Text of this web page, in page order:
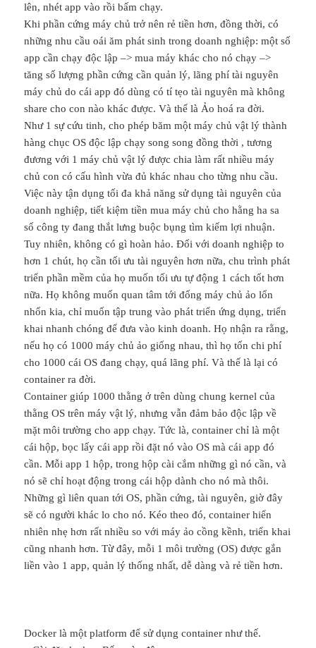
lên, nhét app vào rồi bấm chạy.
Khi phần cứng máy chủ trở nên rẻ tiền hơn, đồng thời, có
những nhu cầu oái ăm phát sinh trong doanh nghiệp: một số
app cần chạy độc lập –> mua máy khác cho nó chạy –>
tăng số lượng phần cứng cần quản lý, lãng phí tài nguyên
máy chủ do cái app đó dùng có tí tẹo tài nguyên mà không
share cho con nào khác được. Và thế là Ảo hoá ra đời.
Như 1 sự cứu tinh, cho phép băm một máy chủ vật lý thành
hàng chục OS độc lập chạy song song đồng thời , tương
đương với 1 máy chủ vật lý được chia làm rất nhiều máy
chủ con có cấu hình vừa đủ khác nhau cho từng nhu cầu.
Việc này tận dụng tối đa khả năng sử dụng tài nguyên của
doanh nghiệp, tiết kiệm tiền mua máy chủ cho hằng ha sa
số công ty đang thắt lưng buộc bụng tìm kiếm lợi nhuận.
Tuy nhiên, không có gì hoàn hảo. Đối với doanh nghiệp to
hơn 1 chút, họ cần tối ưu tài nguyên hơn nữa, chu trình phát
triển phần mềm của họ muốn tối ưu tự động 1 cách tốt hơn
nữa. Họ không muốn quan tâm tới đống máy chủ ảo lổn
nhổn kia, chỉ muốn tập trung vào phát triển ứng dụng, triển
khai nhanh chóng để đưa vào kinh doanh. Họ nhận ra rằng,
nếu họ có 1000 máy chủ ảo giống nhau, thì họ tốn chi phí
cho 1000 cái OS đang chạy, quá lãng phí. Và thế là lại có
container ra đời.
Container giúp 1000 thằng ở trên dùng chung kernel của
thằng OS trên máy vật lý, nhưng vẫn đảm bảo độc lập về
mặt môi trường cho app chạy. Tức là, container chỉ là một
cái hộp, bọc lấy cái app rồi đặt nó vào OS mà cái app đó
cần. Mỗi app 1 hộp, trong hộp cài cắm những gì nó cần, và
nó sẽ chỉ hoạt động trong cái hộp dành cho nó mà thôi.
Những gì liên quan tới OS, phần cứng, tài nguyên, giờ đây
sẽ có người khác lo cho nó. Kéo theo đó, container hiển
nhiên nhẹ hơn rất nhiều so với máy ảo cồng kềnh, triển khai
cũng nhanh hơn. Từ đây, mỗi 1 môi trường (OS) được gắn
liền vào 1 app, quản lý thống nhất, dễ dàng và rẻ tiền hơn.
Docker là một platform để sử dụng container như thế.